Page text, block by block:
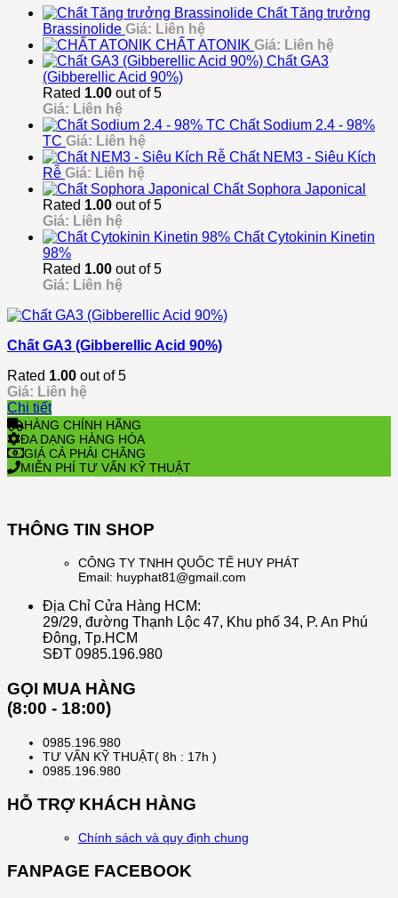
Chất Tăng trưởng
Brassinolide Giá: Liên hệ
CHẤT ATONIK Giá: Liên hệ
Chất GA3
(Gibberellic Acid 90%)
Rated 1.00 out of 5
Giá: Liên hệ
Chất Sodium 2.4 - 98%
TC Giá: Liên hệ
Chất NEM3 - Siêu Kích
Rễ Giá: Liên hệ
Chất Sophora Japonical
Rated 1.00 out of 5
Giá: Liên hệ
Chất Cytokinin Kinetin
98%
Rated 1.00 out of 5
Giá: Liên hệ
Chất GA3 (Gibberellic Acid 90%)
Rated 1.00 out of 5
Giá: Liên hệ
Chi tiết
HÀNG CHÍNH HÃNG
ĐA DẠNG HÀNG HÓA
GIÁ CẢ PHẢI CHĂNG
MIỄN PHÍ TƯ VẤN KỸ THUẬT
THÔNG TIN SHOP
CÔNG TY TNHH QUỐC TẾ HUY PHÁT
Email: huyphat81@gmail.com
Địa Chỉ Cửa Hàng HCM:
29/29, đường Thạnh Lộc 47, Khu phố 34, P. An Phú
Đông, Tp.HCM
SĐT 0985.196.980
GỌI MUA HÀNG
(8:00 - 18:00)
0985.196.980
TƯ VẤN KỸ THUẬT( 8h : 17h )
0985.196.980
HỖ TRỢ KHÁCH HÀNG
Chính sách và quy định chung
FANPAGE FACEBOOK